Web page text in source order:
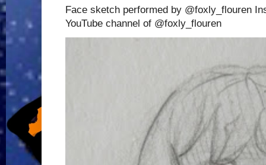
Face sketch performed by @foxly_flouren
YouTube channel of @foxly_flouren